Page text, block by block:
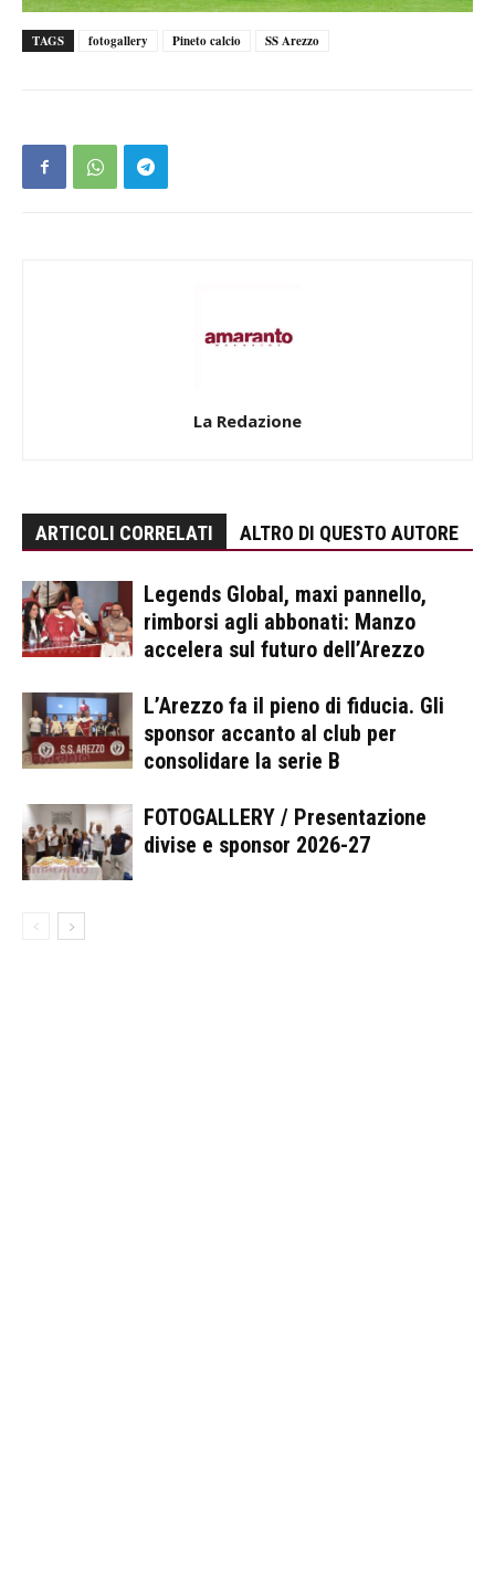
TAGS fotogallery Pineto calcio SS Arezzo
La Redazione
ARTICOLI CORRELATI ALTRO DI QUESTO AUTORE
Legends Global, maxi pannello,
rimborsi agli abbonati: Manzo
accelera sul futuro dell’Arezzo
L’Arezzo fa il pieno di fiducia. Gli
sponsor accanto al club per
consolidare la serie B
FOTOGALLERY / Presentazione
divise e sponsor 2026-27